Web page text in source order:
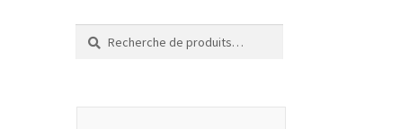
Recherche
pour :
Recherche